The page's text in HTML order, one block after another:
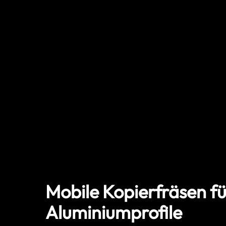
Mobile Kopierfräsen
Aluminiumprofile